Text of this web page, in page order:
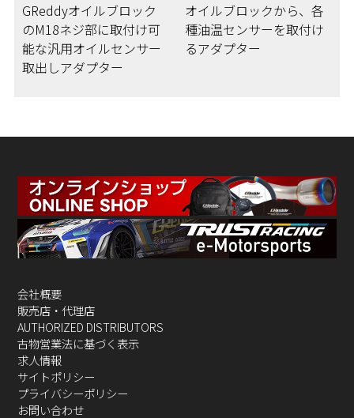
GReddyオイルブロック
のM18ネジ部に取付け可
能な汎用オイルセンサー
取出しアダプター
オイルブロックから、各
種油温センサーを取付け
るアダプター
会社概要
販売店・代理店
AUTHORIZED DISTRIBUTORS
古物営業法に基づく表示
求人情報
サイトポリシー
プライバシーポリシー
お問い合わせ